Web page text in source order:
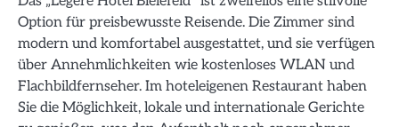
Option für preisbewusste Reisende. Die Zimmer sind
modern und komfortabel ausgestattet, und sie verfügen
über Annehmlichkeiten wie kostenloses WLAN und
Flachbildfernseher. Im hoteleigenen Restaurant haben
Sie die Möglichkeit, lokale und internationale Gerichte